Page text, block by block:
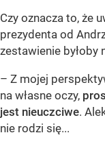
Czy oznacza to, że
prezydenta od
zestawienie byłoby
– Z mojej
na własne oczy,
jest nieuczciwe.
nie rodzi się...